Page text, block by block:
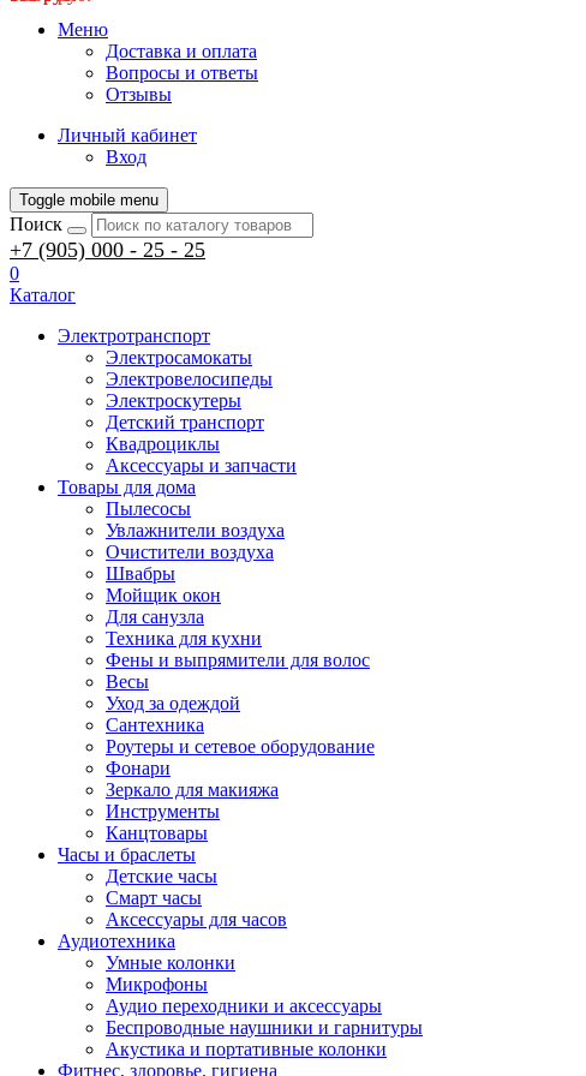
Меню
Доставка и оплата
Вопросы и ответы
Отзывы
Личный кабинет
Вход
Toggle mobile menu
Поиск
+7 (905) 000 - 25 - 25
0
Каталог
Электротранспорт
Электросамокаты
Электровелосипеды
Электроскутеры
Детский транспорт
Квадроциклы
Аксессуары и запчасти
Товары для дома
Пылесосы
Увлажнители воздуха
Очистители воздуха
Швабры
Мойщик окон
Для санузла
Техника для кухни
Фены и выпрямители для волос
Весы
Уход за одеждой
Сантехника
Роутеры и сетевое оборудование
Фонари
Зеркало для макияжа
Инструменты
Канцтовары
Часы и браслеты
Детские часы
Смарт часы
Аксессуары для часов
Аудиотехника
Умные колонки
Микрофоны
Аудио переходники и аксессуары
Беспроводные наушники и гарнитуры
Акустика и портативные колонки
Фитнес, здоровье, гигиена